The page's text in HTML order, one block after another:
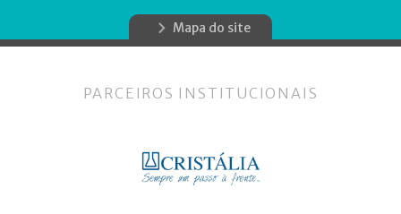
Mapa do site
PARCEIROS INSTITUCIONAIS